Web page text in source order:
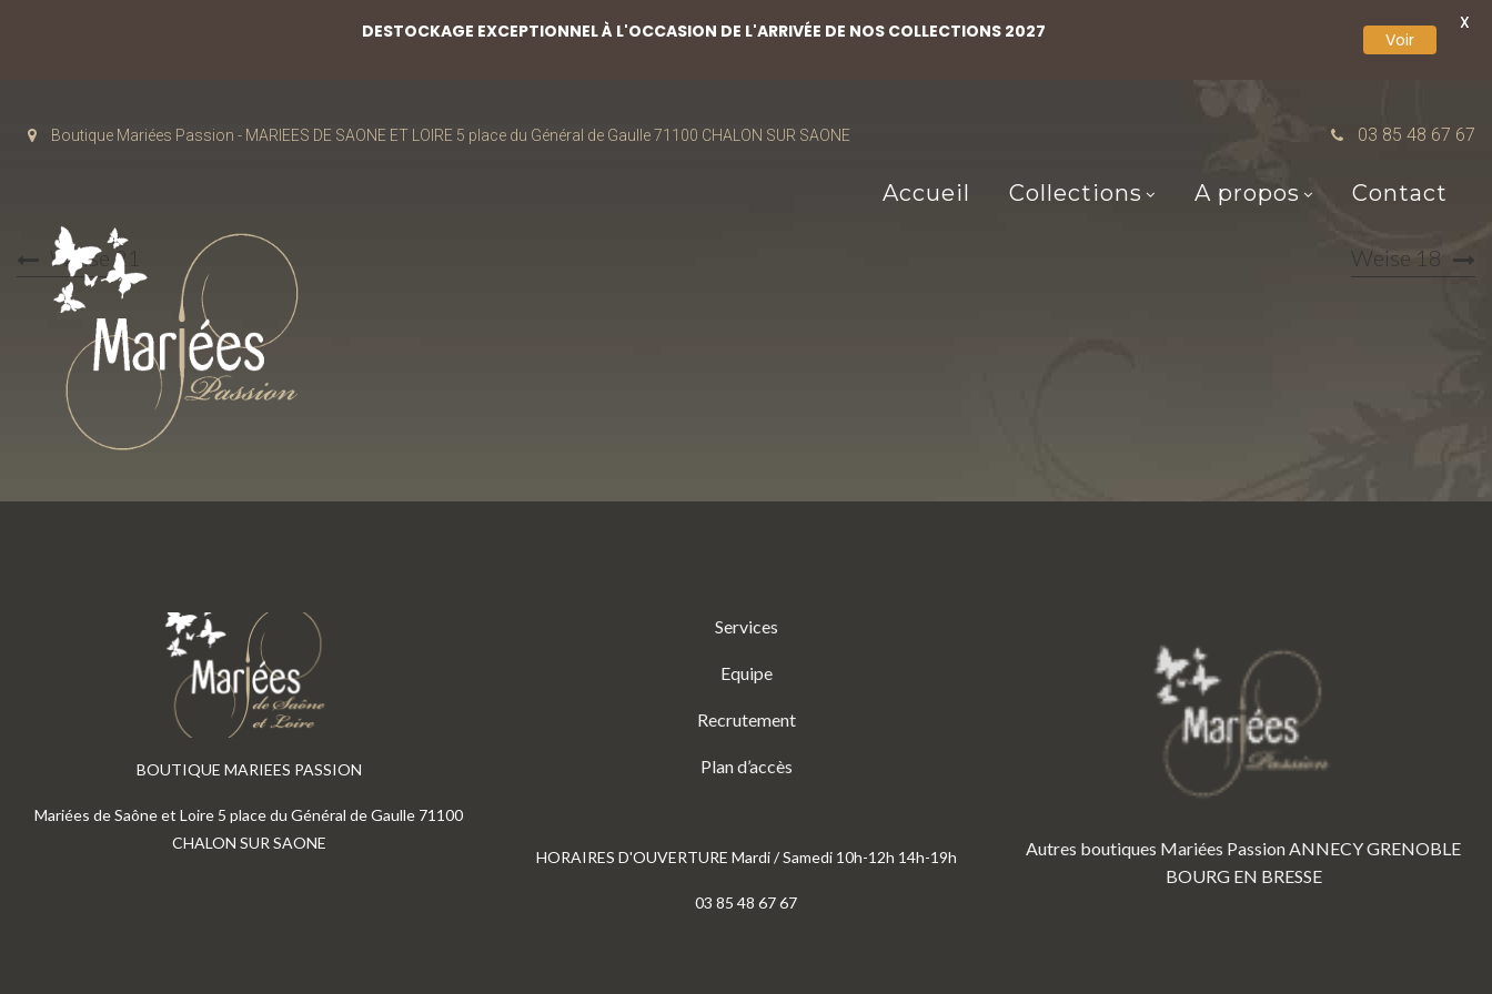
Boutique Mariées Passion - MARIEES DE SAONE ET LOIRE 5 place du Général de Gaulle 71100 CHALON SUR SAONE 03 85 48 67 67
Accueil Collections A propos Contact
Weise 21 Weise 18
BOUTIQUE MARIEES PASSION
Mariées de Saône et Loire 5 place du Général de Gaulle 71100
CHALON SUR SAONE
Services
Equipe
Recrutement
Plan d’accès
HORAIRES D'OUVERTURE Mardi / Samedi 10h-12h 14h-19h
03 85 48 67 67
Autres boutiques Mariées PassionANNECYGRENOBLE
BOURG EN BRESSE
DESTOCKAGE EXCEPTIONNEL À L'OCCASION DE L'ARRIVÉE DE NOS COLLECTIONS 2027 Voir
X